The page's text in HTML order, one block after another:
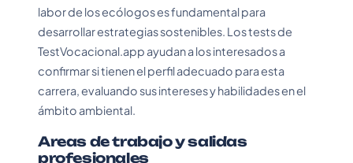
labor de los ecólogos es fundamental para
desarrollar estrategias sostenibles. Los tests de
TestVocacional.app ayudan a los interesados a
confirmar si tienen el perfil adecuado para esta
carrera, evaluando sus intereses y habilidades en el
ámbito ambiental.
Areas de trabajo y salidas
profesionales